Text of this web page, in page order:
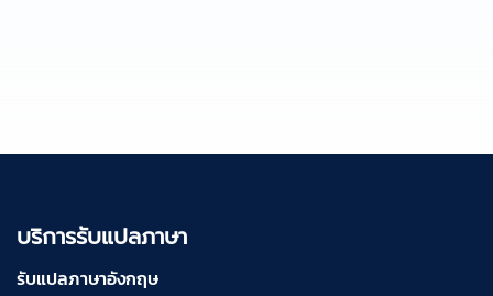
บริการรับแปลภาษา
รับแปลภาษาอังกฤษ